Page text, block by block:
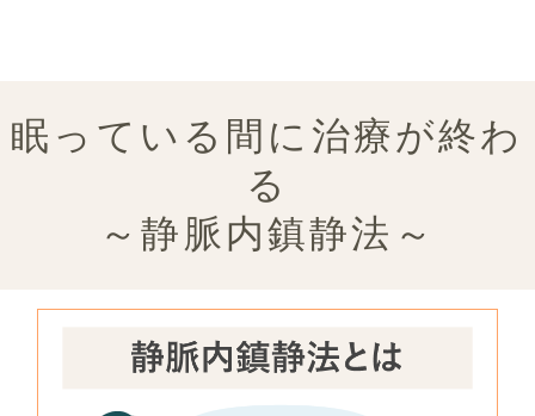
眠っている間に治療が終わ
る
～静脈内鎮静法～